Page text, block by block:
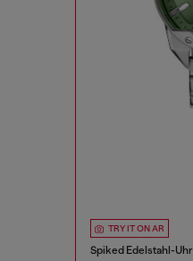
TRY IT ON AR
Spiked Edelstahl-Uhr